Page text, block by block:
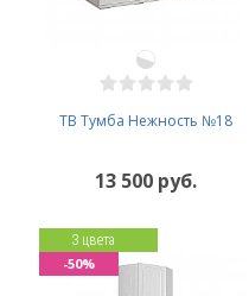
ТВ Тумба Нежность №18
13 500 руб.
3 цвета
-50%